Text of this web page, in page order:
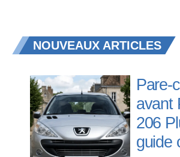
NOUVEAUX ARTICLES
Pare-
avant
206
guide